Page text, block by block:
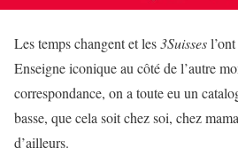
Les temps changent et les3Suisses
Enseigne iconique au côté de l’autre
correspondance, on a toute eu un
basse, que cela soit chez soi, chez
d’ailleurs.